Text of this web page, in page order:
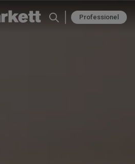
Professionel